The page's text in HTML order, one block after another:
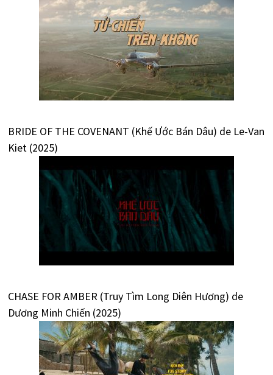
BRIDE OF THE COVENANT (Khế Ước Bán Dâu) de Le-Van
Kiet (2025)
CHASE FOR AMBER (Truy Tìm Long Diên Hương) de
Dương Minh Chiến (2025)